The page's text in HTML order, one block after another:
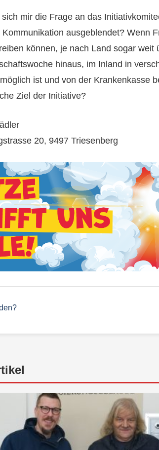
mir die Frage an das
ausgeblendet? Wenn
können, je nach Land sogar weit
hinaus, im Inland in
ist und von der Krankenkasse
Ziel der Initiative?
20, 9497 Triesenberg